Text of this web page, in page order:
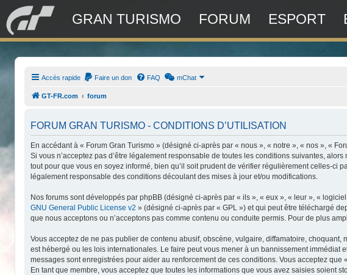
GRAN TURISMO FORUM ESPORT
Accès rapide Faire un don FAQ mChat
GT-FR.com forum
FORUM GRAN TURISMO - CONDITIONS D’UTILISATION
En accédant à « Forum Gran Turismo » (désigné ci-après par « nous », « notre », « nos », «
Si vous n’acceptez pas d’être légalement responsable de toutes les conditions suivantes,
tout pour que vous en soyez informé, bien qu’il soit prudent de vérifier régulièrement celles-ci
légalement responsable des conditions découlant des mises à jour et/ou modifications.
Nos forums sont développés par phpBB (désigné ci-après par « ils », « eux », « leur », «
GNU General Public License v2 » (désigné ci-après par « GPL ») et qui peut être téléchargé
que nous acceptons ou n’acceptons pas comme contenu ou conduite permis. Pour de plus
Vous acceptez de ne pas publier de contenu abusif, obscène, vulgaire, diffamatoire,
est hébergé ou les lois internationales. Le faire peut vous mener à un bannissement
messages sont enregistrées pour aider au renforcement de ces conditions. Vous acceptez
En tant que membre, vous acceptez que toutes les informations que vous avez saisies soient